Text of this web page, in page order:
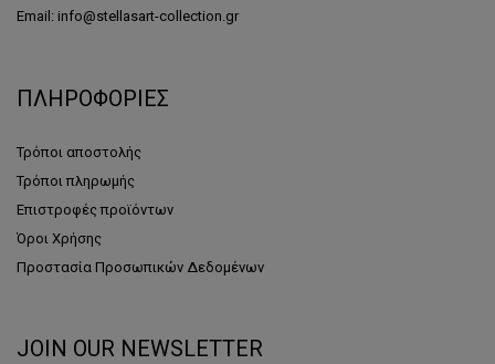
Email: info@stellasart-collection.gr
ΠΛΗΡΟΦΟΡΙΕΣ
Τρόποι αποστολής
Τρόποι πληρωμής
Επιστροφές προϊόντων
Όροι Χρήσης
Προστασία Προσωπικών Δεδομένων
JOIN OUR NEWSLETTER